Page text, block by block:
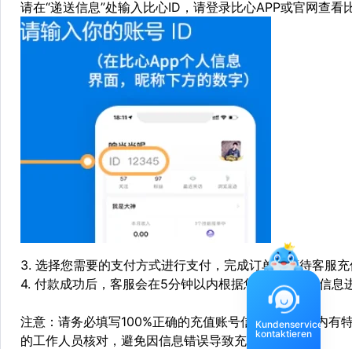
请在“递送信息”处输入比心ID，请登录比心APP或官网查看
3. 选择您需要的支付方式进行支付，完成订单，等待客服
4. 付款成功后，客服会在5分钟以内根据您留下的充值信息
注意：请务必填写100%正确的充值账号信息，如账号内有
的工作人员核对，避免因信息错误导致充值失败。
Kundenservice
kontaktieren